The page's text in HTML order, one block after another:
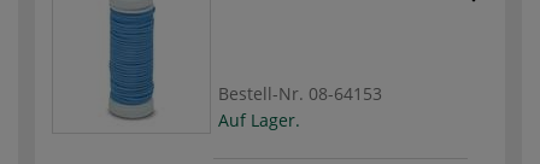
Bestell-Nr. 08-64153
Auf Lager.